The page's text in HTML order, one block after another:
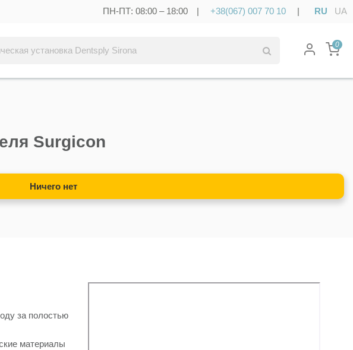
ПН-ПТ: 08:00 – 18:00 | +38(067) 007 70 10 | RU UA
0
Surgicon
Ничего нет
за полостью
материалы